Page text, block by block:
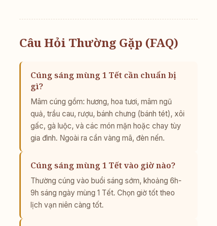
Câu Hỏi Thường Gặp (FAQ)
Cúng sáng mùng 1 Tết cần chuẩn bị
gì?
Mâm cúng gồm: hương, hoa tươi, mâm ngũ
quả, trầu cau, rượu, bánh chưng (bánh tét), xôi
gấc, gà luộc, và các món mặn hoặc chay tùy
gia đình. Ngoài ra cần vàng mã, đèn nến.
Cúng sáng mùng 1 Tết vào giờ nào?
Thường cúng vào buổi sáng sớm, khoảng 6h-
9h sáng ngày mùng 1 Tết. Chọn giờ tốt theo
lịch vạn niên càng tốt.